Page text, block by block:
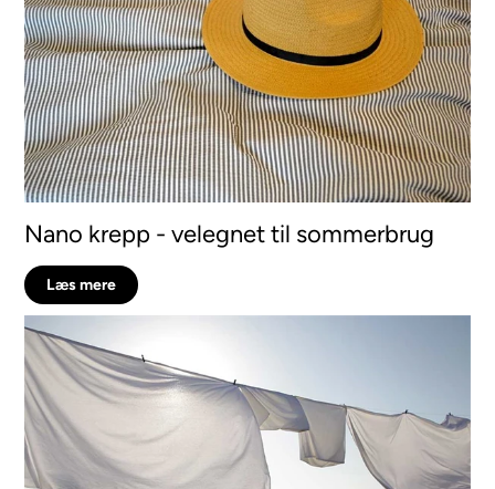
Nano krepp - velegnet til sommerbrug
Læs mere